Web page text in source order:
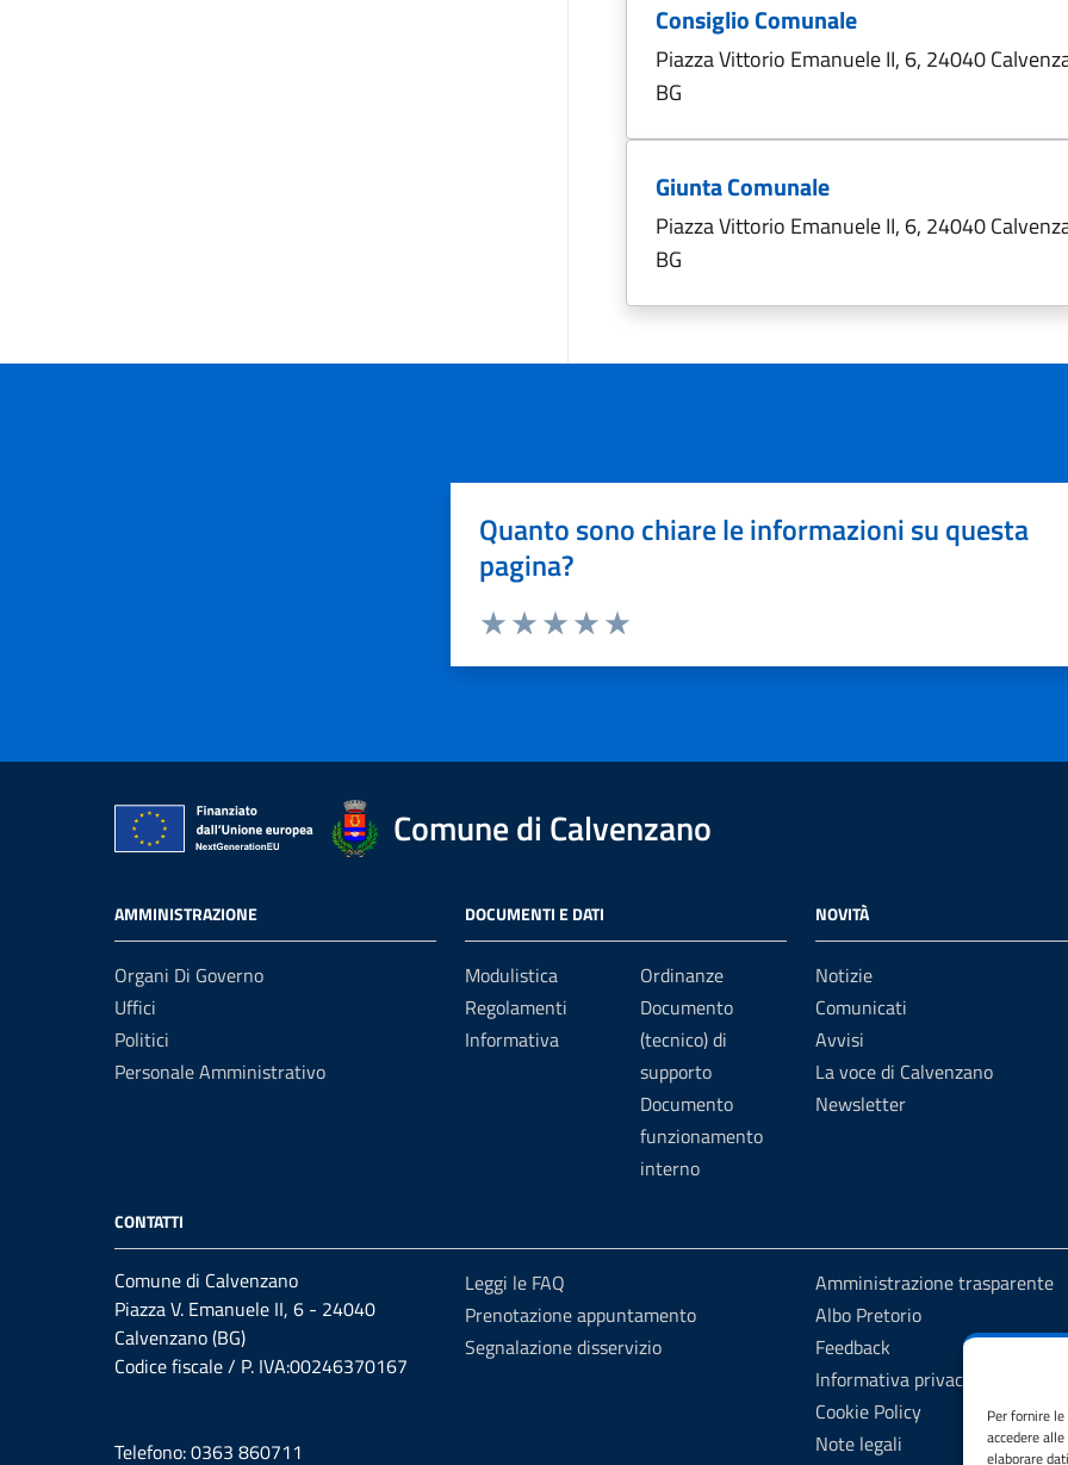
Per fornire
accedere
elaborare
Consiglio Comunale
Piazza Vittorio Emanuele II, 6, 24040
BG
Giunta Comunale
Piazza Vittorio Emanuele II, 6, 24040
BG
Quanto sono chiare le informazioni su questa
pagina?
Comune di Calvenzano
AMMINISTRAZIONE
Organi Di Governo
Uffici
Politici
Personale Amministrativo
DOCUMENTI E DATI
Modulistica
Regolamenti
Informativa
Ordinanze
Documento
(tecnico) di
supporto
Documento
funzionamento
interno
NOVITÀ
Notizie
Comunicati
Avvisi
La voce di Calvenzano
Newsletter
CONTATTI
Comune di Calvenzano
Piazza V. Emanuele II, 6 - 24040
Calvenzano (BG)
Codice fiscale / P. IVA:00246370167
Telefono: 0363 860711
Leggi le FAQ
Prenotazione appuntamento
Segnalazione disservizio
Amministrazione trasparente
Albo Pretorio
Feedback
Informativa privacy
Cookie Policy
Note legali